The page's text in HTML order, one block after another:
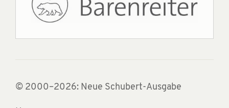
© 2000–2026: Neue Schubert-Ausgabe